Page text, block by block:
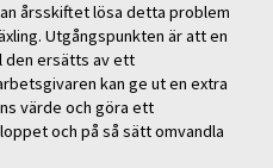
årsskiftet lösa detta problem
Utgångspunkten är att en
den ersätts av ett
kan ge ut en extra
värde och göra ett
och på så sätt omvandla